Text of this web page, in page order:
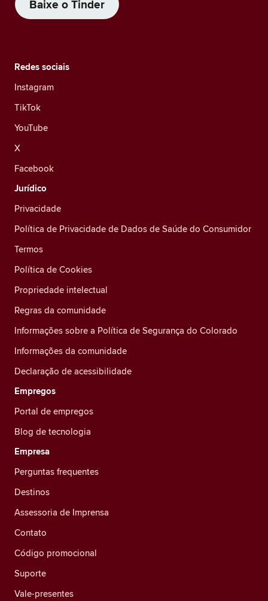
Baixe o Tinder
Redes sociais
Instagram
TikTok
YouTube
X
Facebook
Jurídico
Privacidade
Política de Privacidade de Dados de Saúde do Consumidor
Termos
Política de Cookies
Propriedade intelectual
Regras da comunidade
Informações sobre a Política de Segurança do Colorado
Informações da comunidade
Declaração de acessibilidade
Empregos
Portal de empregos
Blog de tecnologia
Empresa
Perguntas frequentes
Destinos
Assessoria de Imprensa
Contato
Código promocional
Suporte
Vale-presentes